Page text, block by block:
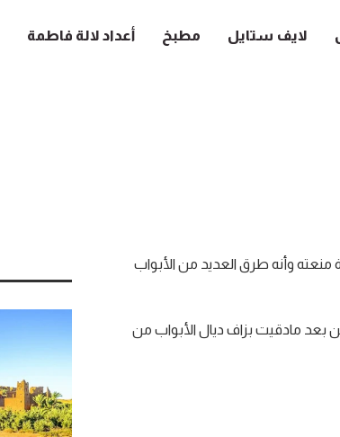
لايف ستايل مطبخ أعداد لالة فاطمة
منعته وأنه طرق العديد من الأبواب
مادقيت بزاف ديال الأبواب من